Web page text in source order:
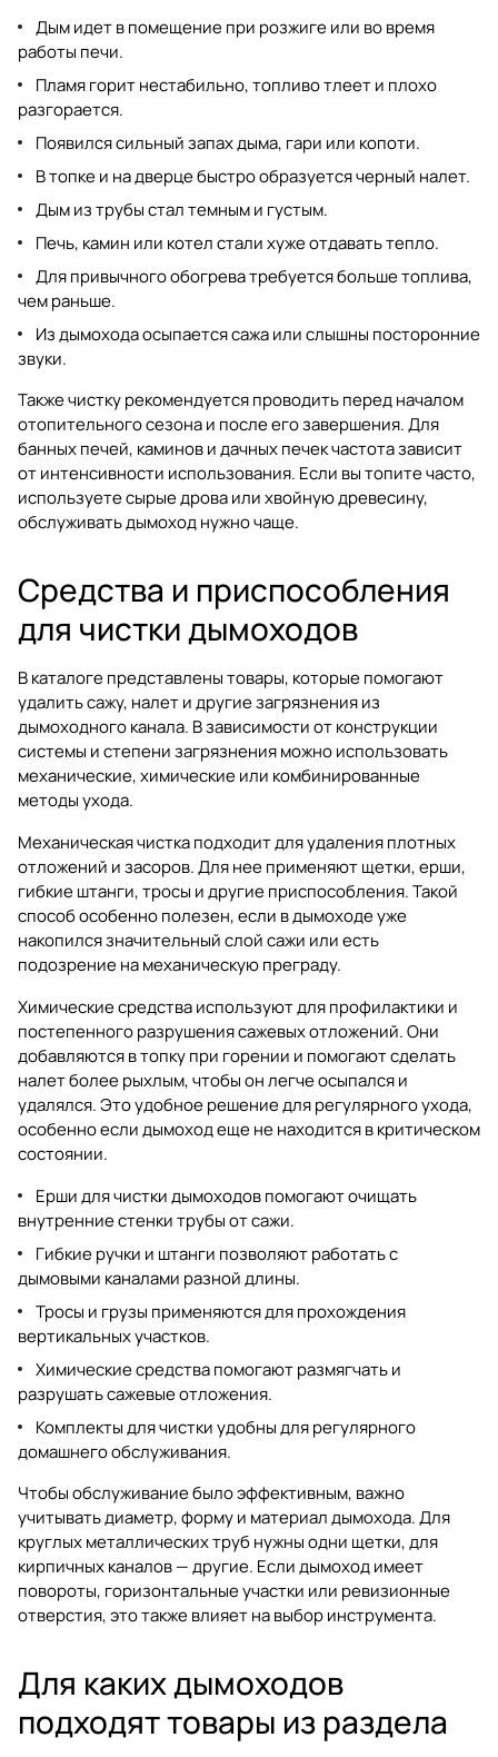
Дым идет в помещение при розжиге или во время
работы печи.
Пламя горит нестабильно, топливо тлеет и плохо
разгорается.
Появился сильный запах дыма, гари или копоти.
В топке и на дверце быстро образуется черный налет.
Дым из трубы стал темным и густым.
Печь, камин или котел стали хуже отдавать тепло.
Для привычного обогрева требуется больше топлива,
чем раньше.
Из дымохода осыпается сажа или слышны посторонние
звуки.
Также чистку рекомендуется проводить перед началом
отопительного сезона и после его завершения. Для
банных печей, каминов и дачных печек частота зависит
от интенсивности использования. Если вы топите часто,
используете сырые дрова или хвойную древесину,
обслуживать дымоход нужно чаще.
Средства и приспособления
для чистки дымоходов
В каталоге представлены товары, которые помогают
удалить сажу, налет и другие загрязнения из
дымоходного канала. В зависимости от конструкции
системы и степени загрязнения можно использовать
механические, химические или комбинированные
методы ухода.
Механическая чистка подходит для удаления плотных
отложений и засоров. Для нее применяют щетки, ерши,
гибкие штанги, тросы и другие приспособления. Такой
способ особенно полезен, если в дымоходе уже
накопился значительный слой сажи или есть
подозрение на механическую преграду.
Химические средства используют для профилактики и
постепенного разрушения сажевых отложений. Они
добавляются в топку при горении и помогают сделать
налет более рыхлым, чтобы он легче осыпался и
удалялся. Это удобное решение для регулярного ухода,
особенно если дымоход еще не находится в критическом
состоянии.
Ерши для чистки дымоходов помогают очищать
внутренние стенки трубы от сажи.
Гибкие ручки и штанги позволяют работать с
дымовыми каналами разной длины.
Тросы и грузы применяются для прохождения
вертикальных участков.
Химические средства помогают размягчать и
разрушать сажевые отложения.
Комплекты для чистки удобны для регулярного
домашнего обслуживания.
Чтобы обслуживание было эффективным, важно
учитывать диаметр, форму и материал дымохода. Для
круглых металлических труб нужны одни щетки, для
кирпичных каналов — другие. Если дымоход имеет
повороты, горизонтальные участки или ревизионные
отверстия, это также влияет на выбор инструмента.
Для каких дымоходов
подходят товары из раздела